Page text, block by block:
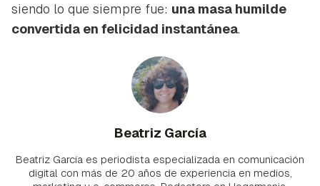
siendo lo que siempre fue: una masa humilde
convertida en felicidad instantánea.
Beatriz García
Beatriz García es periodista especializada en comunicación
digital con más de 20 años de experiencia en medios,